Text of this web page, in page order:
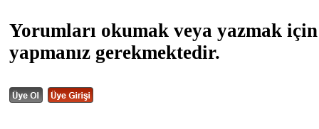
Yorumları okumak veya yazmak
yapmanız gerekmektedir.